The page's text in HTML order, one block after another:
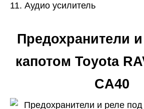
Аудио усилитель
Предохранители
капотом Toyota
CA40